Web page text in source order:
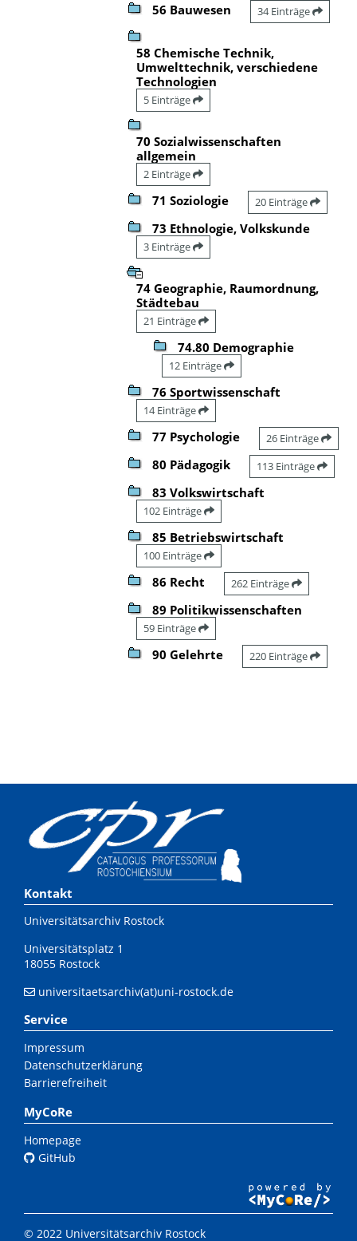
56 Bauwesen 34 Einträge
58 Chemische Technik,
Umwelttechnik, verschiedene
Technologien
5 Einträge
70 Sozialwissenschaften
allgemein
2 Einträge
71 Soziologie 20 Einträge
73 Ethnologie, Volkskunde
3 Einträge
74 Geographie, Raumordnung,
Städtebau
21 Einträge
74.80 Demographie
12 Einträge
76 Sportwissenschaft
14 Einträge
77 Psychologie 26 Einträge
80 Pädagogik 113 Einträge
83 Volkswirtschaft
102 Einträge
85 Betriebswirtschaft
100 Einträge
86 Recht 262 Einträge
89 Politikwissenschaften
59 Einträge
90 Gelehrte 220 Einträge
Kontakt
Universitätsarchiv Rostock
Universitätsplatz 1
18055 Rostock
universitaetsarchiv(at)uni-rostock.de
Service
Impressum
Datenschutzerklärung
Barrierefreiheit
MyCoRe
Homepage
GitHub
© 2022 Universitätsarchiv Rostock